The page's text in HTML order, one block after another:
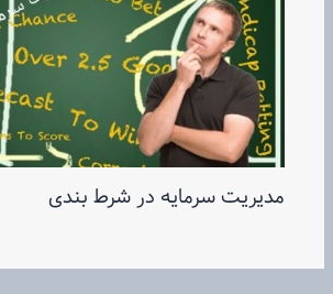
مدیریت سرمایه در شرط بندی